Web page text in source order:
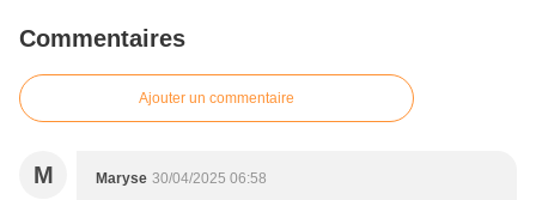
Commentaires
Ajouter un commentaire
M Maryse 30/04/2025 06:58